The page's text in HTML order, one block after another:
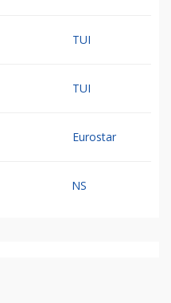
TUI
TUI
Eurostar
NS